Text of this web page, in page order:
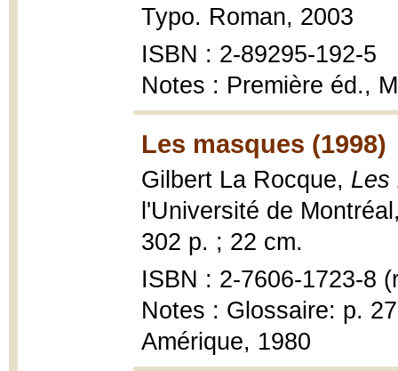
Typo. Roman, 2003
ISBN : 2-89295-192-5
Notes : Première éd.,
Les masques (1998)
Gilbert La Rocque, Les
l'Université de
302 p. ; 22 cm.
ISBN : 2-7606-1723-8
Notes : Glossaire: p.
Amérique, 1980